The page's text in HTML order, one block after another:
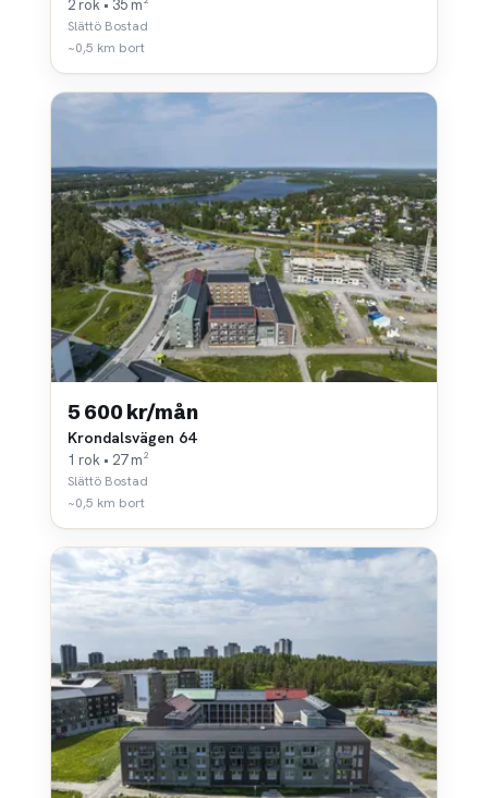
2 rok • 35 m²
Slättö Bostad
~0,5 km bort
5 600 kr/mån
Krondalsvägen 64
1 rok • 27 m²
Slättö Bostad
~0,5 km bort